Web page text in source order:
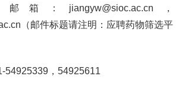
邮箱： jiangyw@sioc.ac.cn ，
（邮件标题请注明：应聘药物筛选平
54925339 ， 54925611